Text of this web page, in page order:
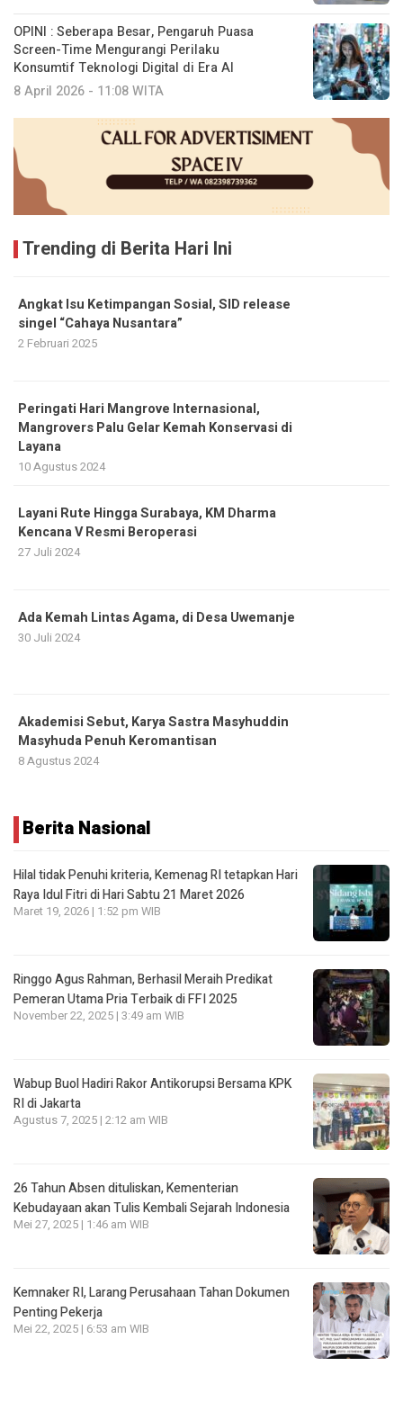
OPINI : Seberapa Besar, Pengaruh Puasa
Screen-Time Mengurangi Perilaku
Konsumtif Teknologi Digital di Era AI
8 April 2026 - 11:08 WITA
Trending di Berita Hari Ini
Angkat Isu Ketimpangan Sosial, SID release
singel “Cahaya Nusantara”
2 Februari 2025
Peringati Hari Mangrove Internasional,
Mangrovers Palu Gelar Kemah Konservasi di
Layana
10 Agustus 2024
Layani Rute Hingga Surabaya, KM Dharma
Kencana V Resmi Beroperasi
27 Juli 2024
Ada Kemah Lintas Agama, di Desa Uwemanje
30 Juli 2024
Akademisi Sebut, Karya Sastra Masyhuddin
Masyhuda Penuh Keromantisan
8 Agustus 2024
Berita Nasional
Hilal tidak Penuhi kriteria, Kemenag RI tetapkan Hari
Raya Idul Fitri di Hari Sabtu 21 Maret 2026
Maret 19, 2026 | 1:52 pm WIB
Ringgo Agus Rahman, Berhasil Meraih Predikat
Pemeran Utama Pria Terbaik di FFI 2025
November 22, 2025 | 3:49 am WIB
Wabup Buol Hadiri Rakor Antikorupsi Bersama KPK
RI di Jakarta
Agustus 7, 2025 | 2:12 am WIB
26 Tahun Absen dituliskan, Kementerian
Kebudayaan akan Tulis Kembali Sejarah Indonesia
Mei 27, 2025 | 1:46 am WIB
Kemnaker RI, Larang Perusahaan Tahan Dokumen
Penting Pekerja
Mei 22, 2025 | 6:53 am WIB